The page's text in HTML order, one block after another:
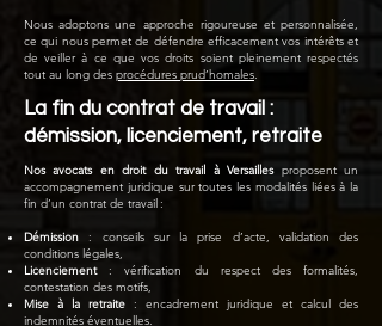
Nous adoptons une approche rigoureuse et personnalisée,
ce qui nous permet de défendre efficacement vos intérêts et
de veiller à ce que vos droits soient pleinement respectés
tout au long des procédures prud’homales.
La fin du contrat de travail :
démission, licenciement, retraite
Nos avocats en droit du travail à Versaillesproposent un
accompagnement juridique sur toutes les modalités liées à la
fin d’un contrat de travail :
Démission : conseils sur la prise d’acte, validation des
conditions légales,
Licenciement: vérification du respect des formalités,
contestation des motifs,
Mise à la retraite : encadrement juridique et calcul des
indemnités éventuelles.